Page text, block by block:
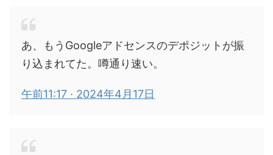
あ、もうGoogleアドセンスのデポジットが振
り込まれてた。噂通り速い。
午前11:17 · 2024年4月17日